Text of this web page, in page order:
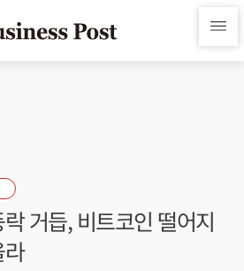
거듭, 비트코인 떨어지